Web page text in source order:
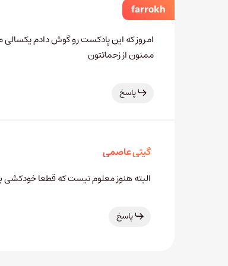
farrokh
امروز که این پادکست رو گوش دادم
ممنون از زحماتتون
پاسخ
گیتی عاصمی
البته هنوز معلوم نیست که قطعا خودکشی
پاسخ